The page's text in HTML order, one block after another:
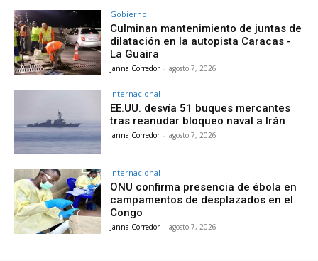
Gobierno
Culminan mantenimiento de juntas de
dilatación en la autopista Caracas -
La Guaira
Janna Corredor - agosto 7, 2026
Internacional
EE.UU. desvía 51 buques mercantes
tras reanudar bloqueo naval a Irán
Janna Corredor - agosto 7, 2026
Internacional
ONU confirma presencia de ébola en
campamentos de desplazados en el
Congo
Janna Corredor - agosto 7, 2026